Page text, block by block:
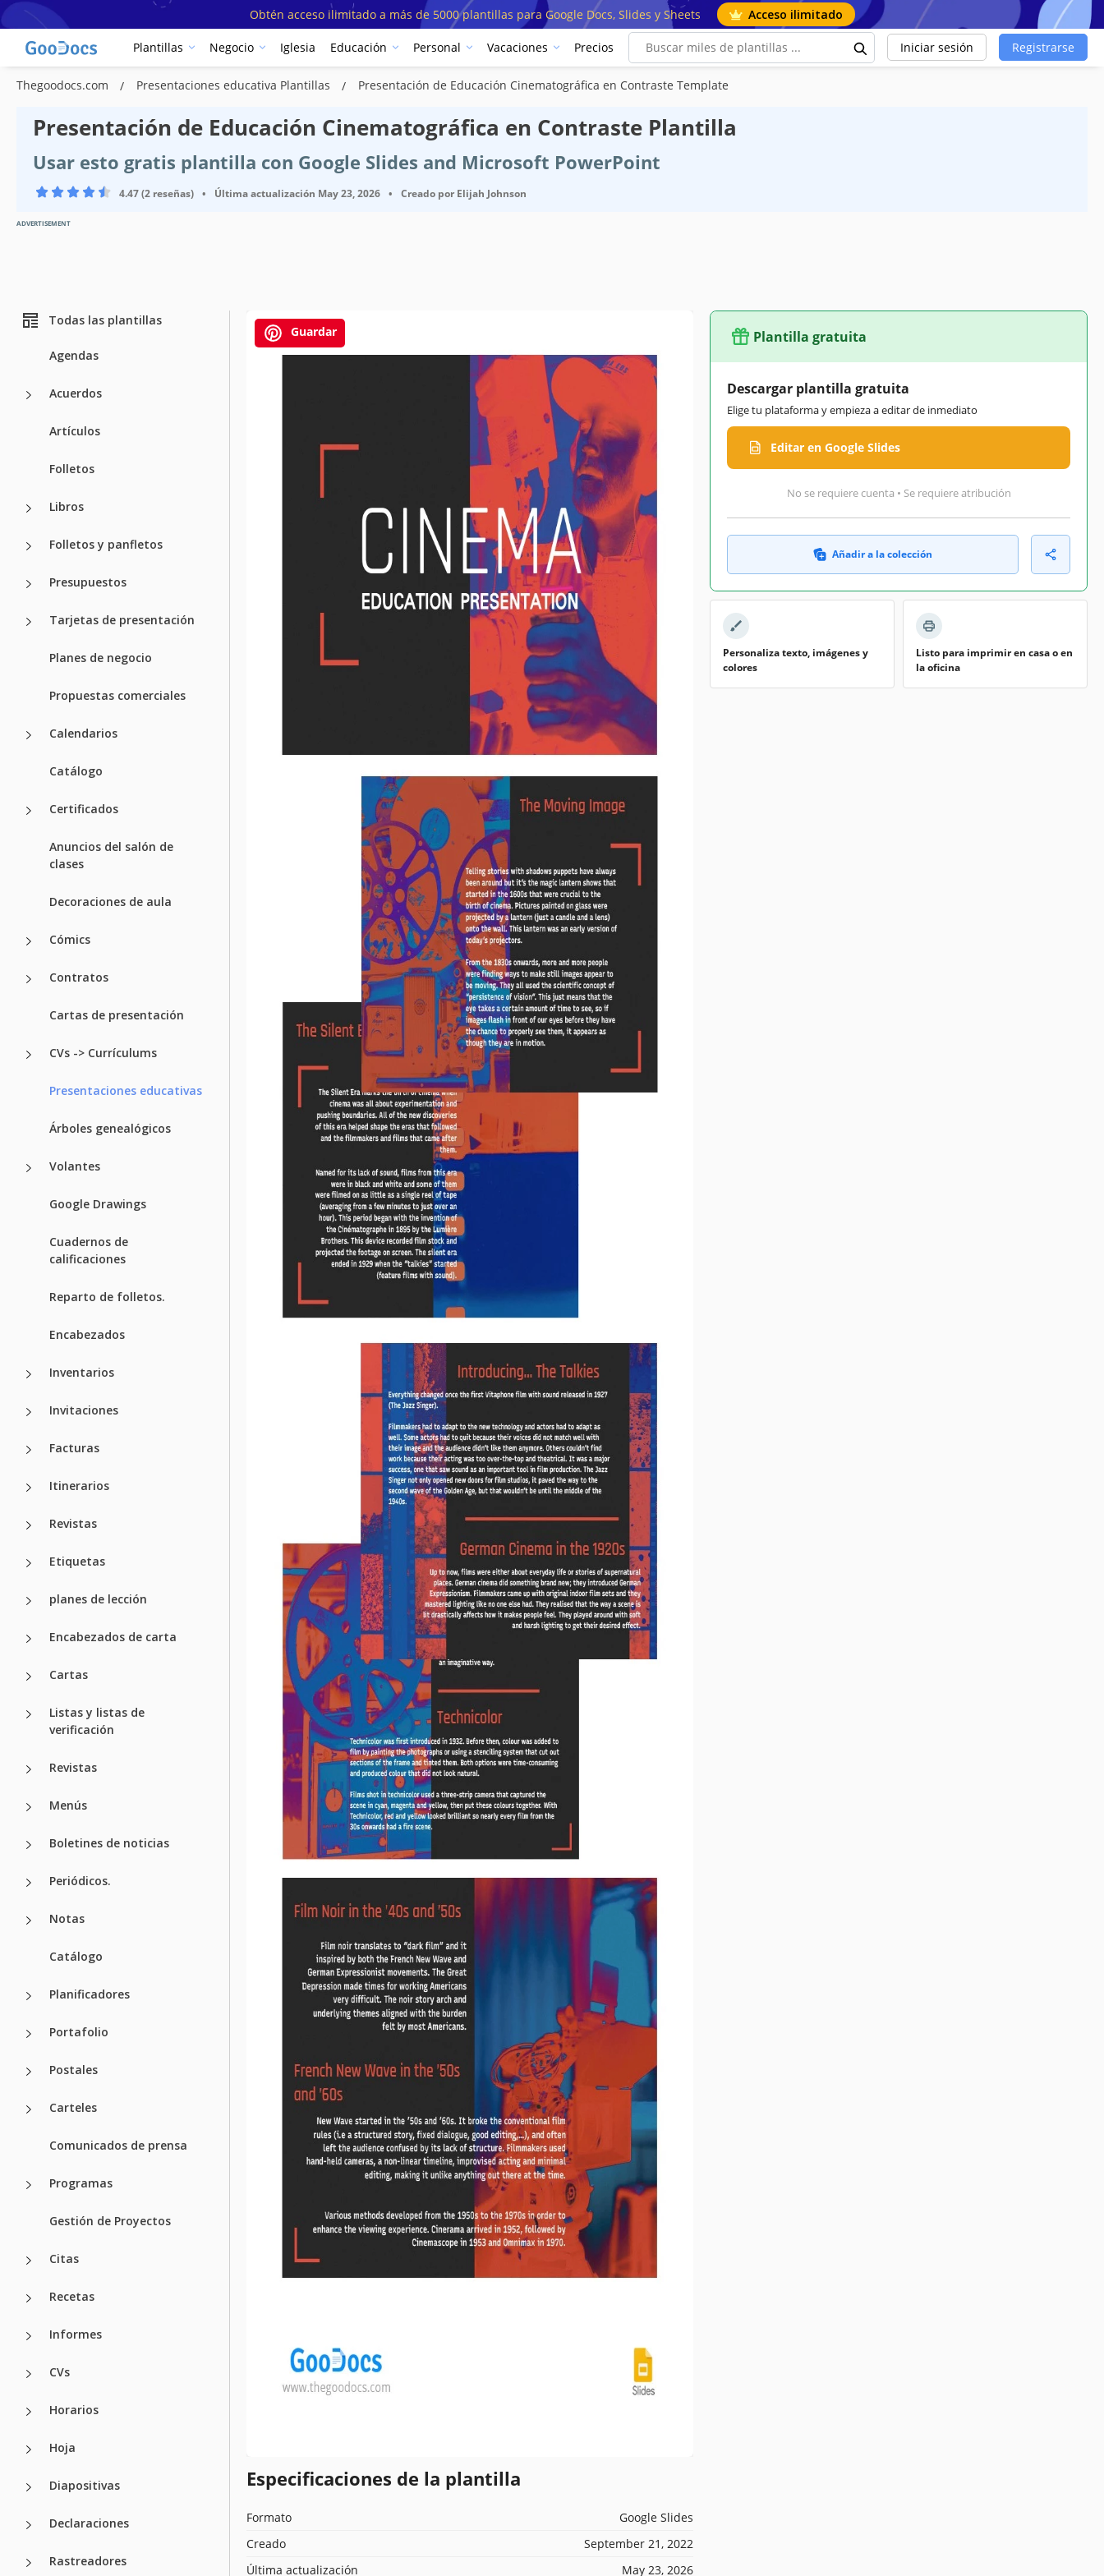
Obtén acceso ilimitado a más de 5000 plantillas para Google Docs, Slides y Sheets Acceso ilimitado
Plantillas Negocio Iglesia Educación Personal Vacaciones Precios Iniciar sesión Registrarse
Thegoodocs.com Presentaciones educativa Plantillas Presentación de Educación Cinematográfica en Contraste Template
Presentación de Educación Cinematográfica en Contraste Plantilla
Usar esto gratis plantilla con Google Slides and Microsoft PowerPoint
4.47 (2 reseñas) • Última actualización May 23, 2026 • Creado por Elijah Johnson
ADVERTISEMENT
Todas las plantillas
Agendas
Acuerdos
Artículos
Folletos
Libros
Folletos y panfletos
Presupuestos
Tarjetas de presentación
Planes de negocio
Propuestas comerciales
Calendarios
Catálogo
Certificados
Anuncios del salón de
clases
Decoraciones de aula
Cómics
Contratos
Cartas de presentación
CVs -> Currículums
Presentaciones educativas
Árboles genealógicos
Volantes
Google Drawings
Cuadernos de
calificaciones
Reparto de folletos.
Encabezados
Inventarios
Invitaciones
Facturas
Itinerarios
Revistas
Etiquetas
planes de lección
Encabezados de carta
Cartas
Listas y listas de
verificación
Revistas
Menús
Boletines de noticias
Periódicos.
Notas
Catálogo
Planificadores
Portafolio
Postales
Carteles
Comunicados de prensa
Programas
Gestión de Proyectos
Citas
Recetas
Informes
CVs
Horarios
Hoja
Diapositivas
Declaraciones
Rastreadores
Guardar
Especificaciones de la plantilla
Formato
Google Slides
Creado
September 21, 2022
Última actualización
May 23, 2026
Plantilla gratuita
Descargar plantilla gratuita
Elige tu plataforma y empieza a editar de inmediato
Editar en Google Slides
No se requiere cuenta • Se requiere atribución
Añadir a la colección
Personaliza texto, imágenes y
colores
Listo para imprimir en casa o en
la oficina